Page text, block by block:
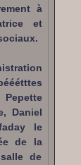
à
et
Pepette
Daniel
le
de la
de